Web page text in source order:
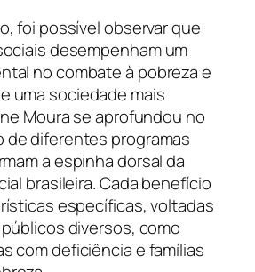
foi possível observar que
desempenham um
no combate à pobreza e
uma sociedade mais
Moura se aprofundou no
diferentes programas
a espinha dorsal da
brasileira. Cada benefício
específicas, voltadas
diversos, como
com deficiência e famílias